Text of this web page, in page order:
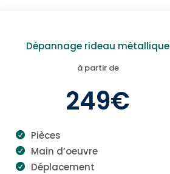
Dépannage rideau métallique
à partir de
249€
Pièces
Main d’oeuvre
Déplacement